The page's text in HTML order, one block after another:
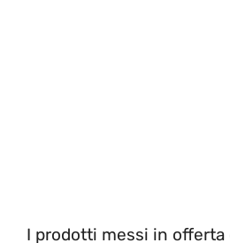
I prodotti messi in offerta